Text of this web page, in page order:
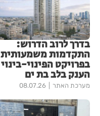
בדרך לרוב הדרוש:
התקדמות משמעותית
בפרויקט הפינוי-בינוי
הענק בלב בת ים
מערכת האתר 08.07.26